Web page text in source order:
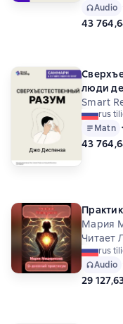
Audio
43
люди
силы
Smart
rus
Matn
43
Мария
Читает
rus
Audio
29